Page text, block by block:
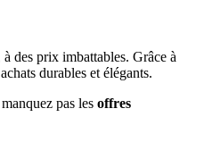
des prix imbattables. Grâce à
durables et élégants.
pas les offres